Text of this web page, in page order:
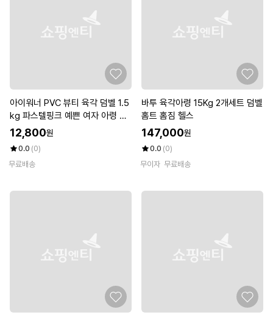
아이워너 PVC 뷰티 육각 덤벨 1.5
kg 파스텔핑크 예쁜 여자 아령 헬
스 홈트
12,800원
0.0 (0)
무료배송
바투 육각아령 15Kg 2개세트 덤벨
홈트 홈짐 헬스
147,000원
0.0 (0)
무이자 무료배송